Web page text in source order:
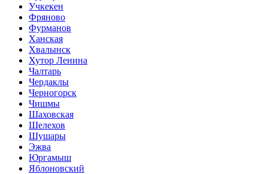
Учкекен
Фряново
Фурманов
Ханская
Хвалынск
Хутор Ленина
Чалтарь
Чердаклы
Черногорск
Чишмы
Шаховская
Шелехов
Шушары
Эжва
Юргамыш
Яблоновский